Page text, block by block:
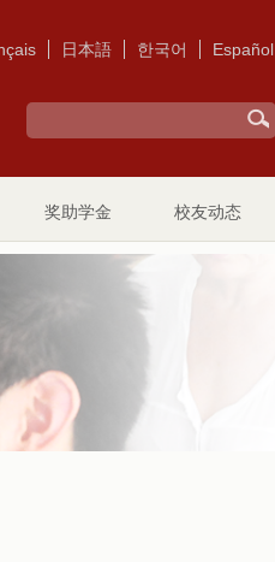
日本語 한국어 Español
奖助学金 校友动态